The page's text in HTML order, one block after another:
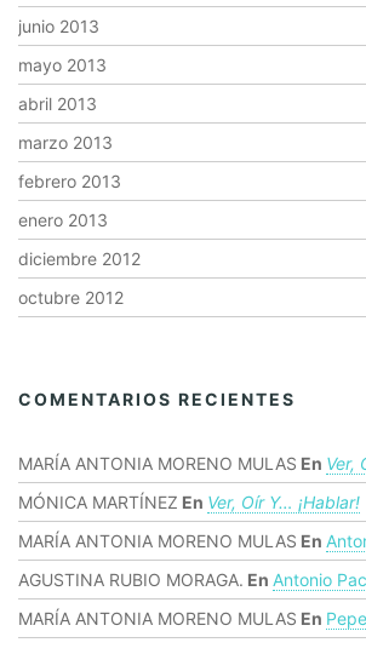
junio 2013
mayo 2013
abril 2013
marzo 2013
febrero 2013
enero 2013
diciembre 2012
octubre 2012
COMENTARIOS RECIENTES
MARÍA ANTONIA MORENO MULAS En Ver,
MÓNICA MARTÍNEZ En Ver, Oír Y… ¡hablar!
MARÍA ANTONIA MORENO MULAS En
AGUSTINA RUBIO MORAGA. En Antonio
MARÍA ANTONIA MORENO MULAS En